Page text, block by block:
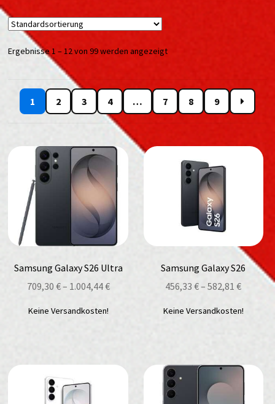
Ergebnisse 1 – 12 von 99 werden angezeigt
1 2 3 4 … 7 8 9
Samsung Galaxy S26 Ultra
709,30 €– 1.004,44€
Keine Versandkosten!
Samsung Galaxy S26
456,33€–582,81€
Keine Versandkosten!